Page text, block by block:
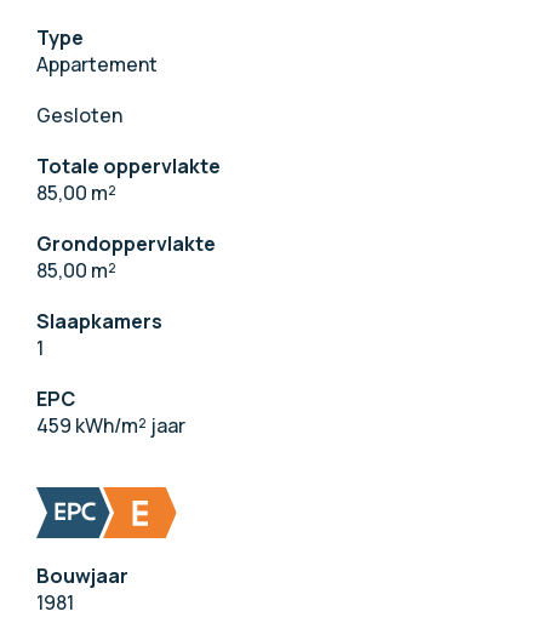
Type
Appartement
Gesloten
Totale oppervlakte
85,00 m²
Grondoppervlakte
85,00 m²
Slaapkamers
1
EPC
459 kWh/m² jaar
Bouwjaar
1981